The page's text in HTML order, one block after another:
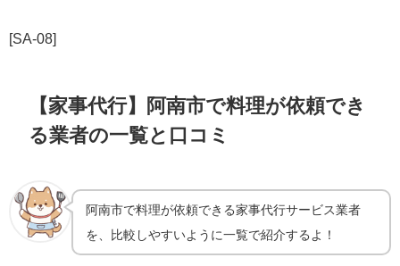
[SA-08]
【家事代行】阿南市で料理が依頼でき
る業者の一覧と口コミ
阿南市で料理が依頼できる家事代行サービス業者
を、比較しやすいように一覧で紹介するよ！